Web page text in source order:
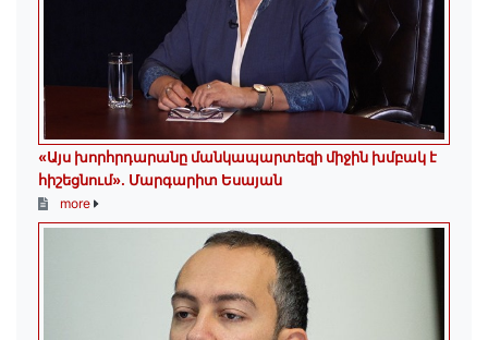
«Այս խորհրդարանը մանկապարտեզի միջին խմբակ է
հիշեցնում»․ Մարգարիտ Եսայան
more